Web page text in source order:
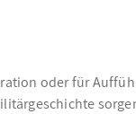
oder für